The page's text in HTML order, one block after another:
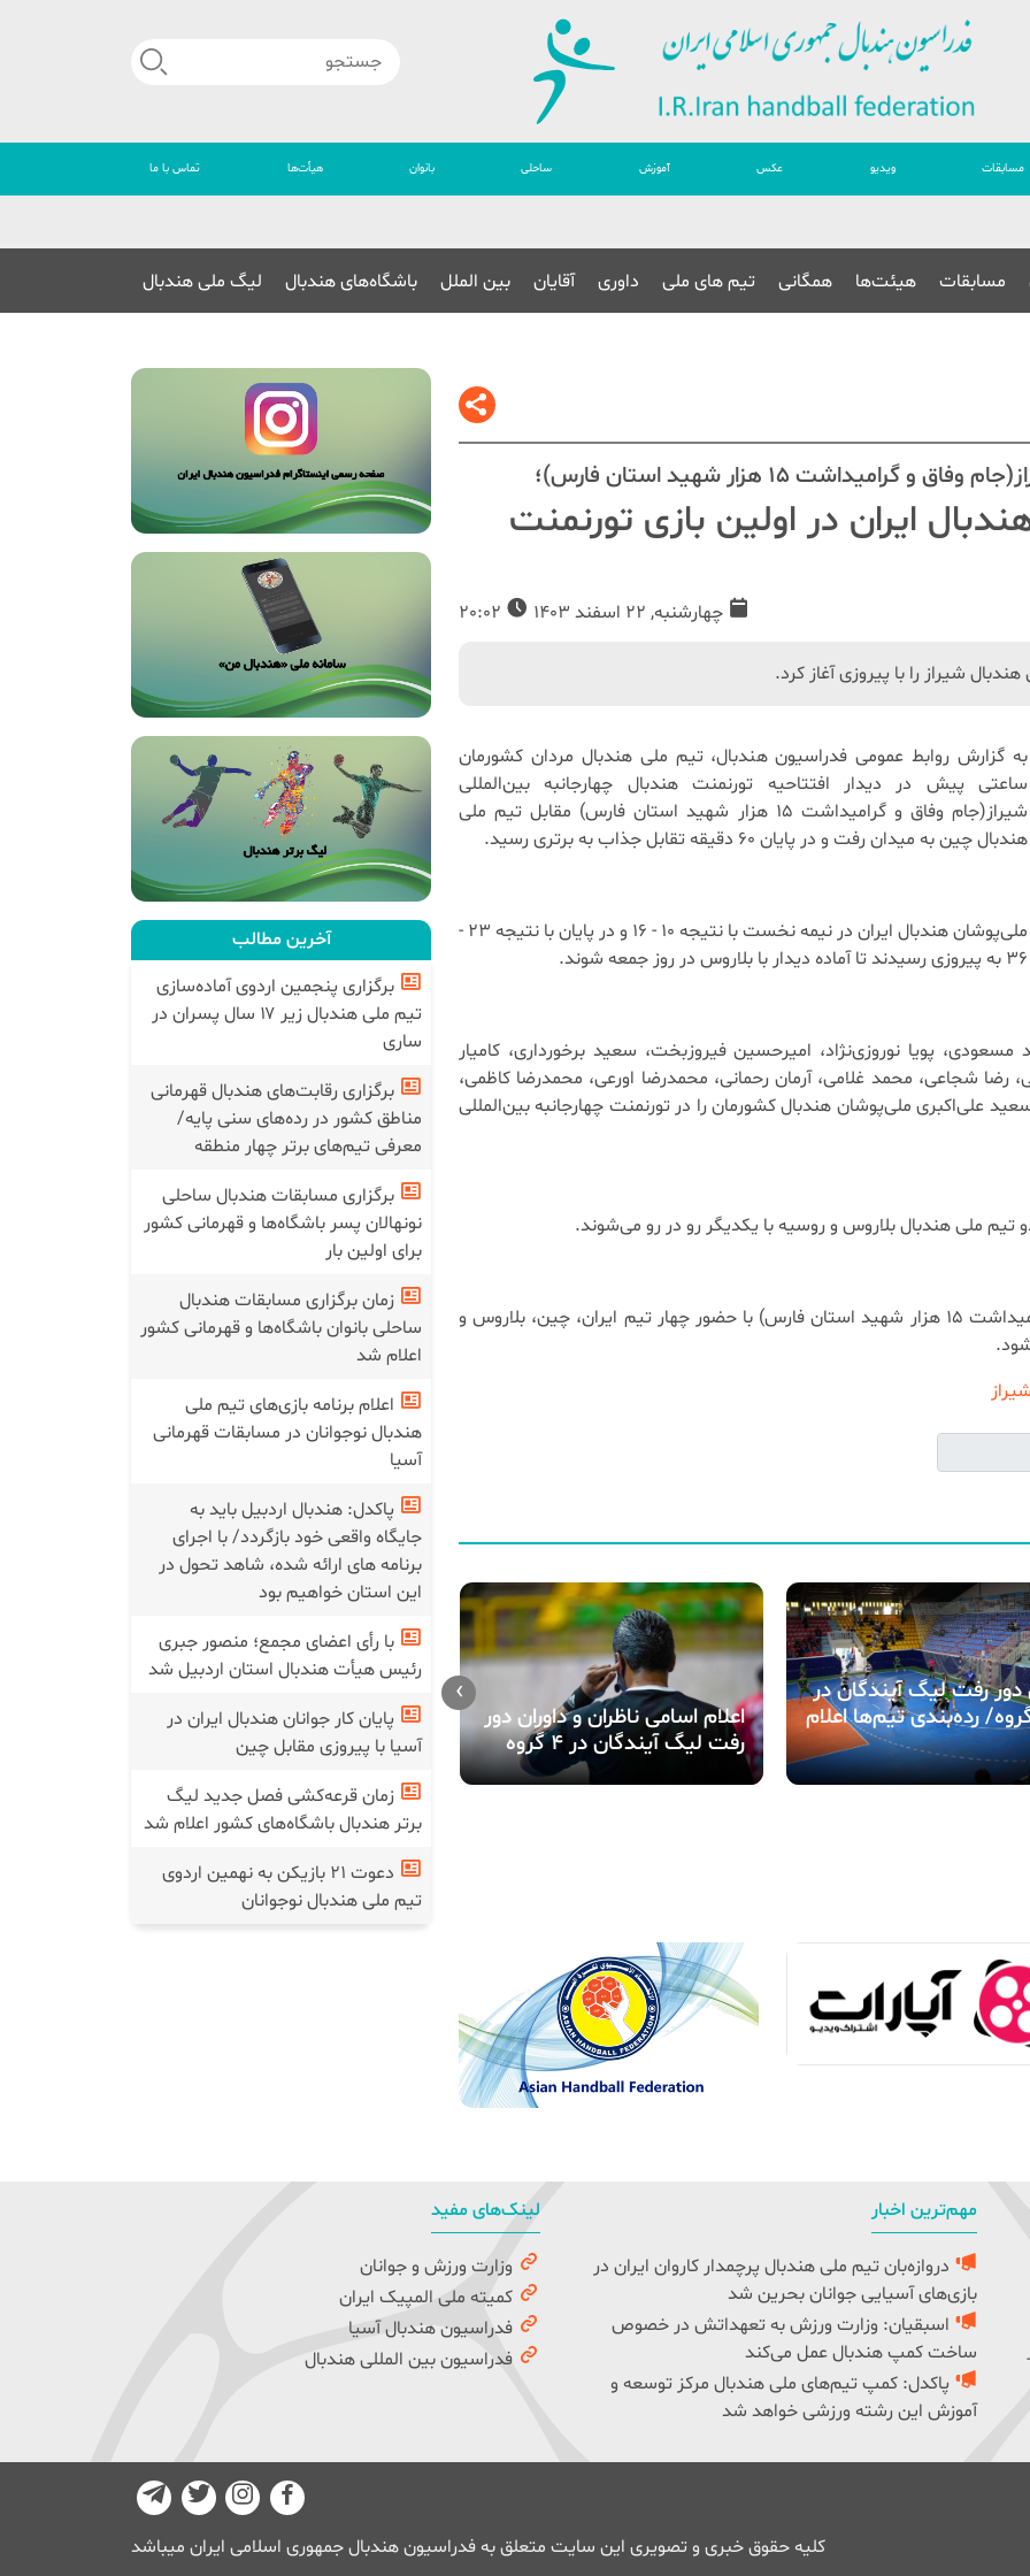
مسابقات ویدیو عکس آموزش ساحلی بانوان هیأت‌ها تماس با ما
مسابقات هیئت‌ها همگانی تیم های ملی داوری آقایان بین الملل باشگاه‌های هندبال لیگ ملی هندبال
۱۵ هزار شهید استان فارس)؛
ایران در اولین بازی تورنمنت
چهارشنبه, 22 اسفند 1403
شیراز را با پیروزی آغاز کرد.
به گزارش روابط عمومی فدراسیون هندبال، تیم ملی هندبال مردان کشورمان
ساعتی پیش در دیدار افتتاحیه تورنمنت هندبال چهارجانبه بین‌المللی
شیراز(جام وفاق و گرامیداشت ۱۵ هزار شهید استان فارس) مقابل تیم ملی
هندبال چین به میدان رفت و در پایان ۶۰ دقیقه تقابل جذاب به برتری رسید.
ملی‌پوشان هندبال ایران در نیمه نخست با نتیجه ۱۰ - ۱۶ و در پایان با نتیجه ۲۳ -
۳۶ به پیروزی رسیدند تا آماده دیدار با بلاروس در روز جمعه شوند.
پویا نوروزی‌نژاد، امیرحسین فیروزبخت، سعید برخورداری، كامیار
رضا شجاعی، محمد غلامی، آرمان رحمانی، محمدرضا اورعی، محمدرضا كاظمی،
علی‌اکبری ملی‌پوشان هندبال کشورمان را در تورنمنت چهارجانبه بین‌المللی
تیم ملی هندبال بلاروس و روسیه با یکدیگر رو در رو می‌شوند.
تورنمنت چهارجانبه بین‌المللی شیراز (جام وفاق و گرامیداشت ۱۵ هزار شهید استان فارس) با حضور چهار تیم ایران، چین، بلاروس و
دور رفت لیگ آیندگان در
رده‌بندی تیم‌ها اعلام
اعلام اسامی ناظران و داوران دور
رفت لیگ آیندگان در 4 گروه
تیم ملی هندبال مردان از
راهیابی به نیمه‌نهایی بازماند
›
آخرین مطالب
برگزاری پنجمین اردوی آماده‌سازی
تیم ملی هندبال زیر ۱۷ سال پسران در
ساری
برگزاری رقابت‌های هندبال قهرمانی
مناطق کشور در رده‌های سنی پایه/
معرفی تیم‌های برتر چهار منطقه
برگزاری مسابقات هندبال ساحلی
نونهالان پسر باشگاه‌ها و قهرمانی کشور
برای اولین بار
زمان برگزاری مسابقات هندبال
ساحلی بانوان باشگاه‌ها و قهرمانی کشور
اعلام شد
اعلام برنامه بازی‌های تیم ملی
هندبال نوجوانان در مسابقات قهرمانی
آسیا
پاکدل: هندبال اردبیل باید به
جایگاه واقعی خود بازگردد/ با اجرای
برنامه های ارائه شده، شاهد تحول در
این استان خواهیم بود
با رأی اعضای مجمع؛ منصور جبری
رئیس هیأت هندبال استان اردبیل شد
پایان کار جوانان هندبال ایران در
آسیا با پیروزی مقابل چین
زمان قرعه‌کشی فصل جدید لیگ
برتر هندبال باشگاه‌های کشور اعلام شد
دعوت ۲۱ بازیکن به نهمین اردوی
تیم ملی هندبال نوجوانان
مهم‌ترین اخبار
دروازه‌بان تیم ملی هندبال پرچمدار کاروان ایران در
بازی‌های آسیایی جوانان بحرین شد
اسبقیان: وزارت ورزش به تعهداتش در خصوص
ساخت کمپ هندبال عمل می‌کند
پاکدل: کمپ تیم‌های ملی هندبال مرکز توسعه و
آموزش این رشته ورزشی خواهد شد
لینک‌های مفید
وزارت ورزش و جوانان
کمیته ملی المپیک ایران
فدراسیون هندبال آسیا
فدراسیون بین المللی هندبال
کلیه حقوق خبری و تصویری این سایت متعلق به فدراسیون هندبال جمهوری اسلامی ایران میباشد